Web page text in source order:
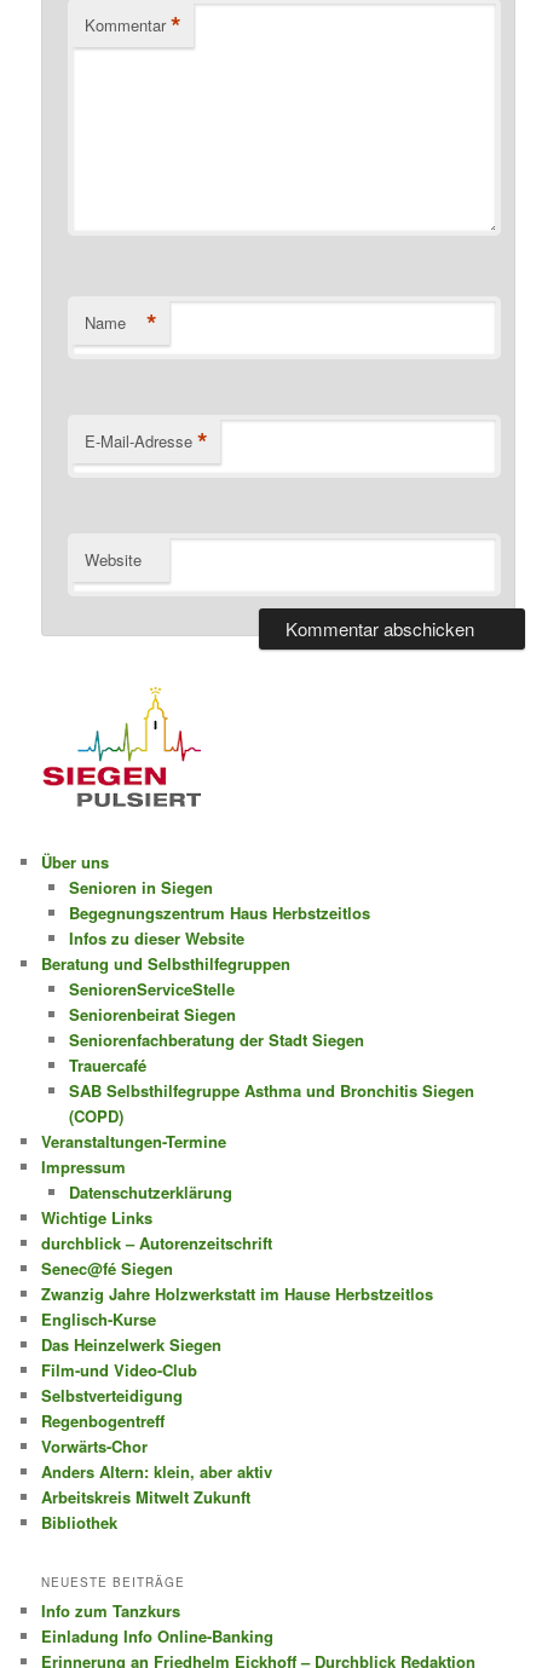
Kommentar *
Name *
E-Mail-Adresse *
Website
Über uns
Senioren in Siegen
Begegnungszentrum Haus Herbstzeitlos
Infos zu dieser Website
Beratung und Selbsthilfegruppen
SeniorenServiceStelle
Seniorenbeirat Siegen
Seniorenfachberatung der Stadt Siegen
Trauercafé
SAB Selbsthilfegruppe Asthma und Bronchitis Siegen
(COPD)
Veranstaltungen-Termine
Impressum
Datenschutzerklärung
Wichtige Links
durchblick – Autorenzeitschrift
Senec@fé Siegen
Zwanzig Jahre Holzwerkstatt im Hause Herbstzeitlos
Englisch-Kurse
Das Heinzelwerk Siegen
Film-und Video-Club
Selbstverteidigung
Regenbogentreff
Vorwärts-Chor
Anders Altern: klein, aber aktiv
Arbeitskreis Mitwelt Zukunft
Bibliothek
NEUESTE BEITRÄGE
Info zum Tanzkurs
Einladung Info Online-Banking
Erinnerung an Friedhelm Eickhoff – Durchblick Redaktion